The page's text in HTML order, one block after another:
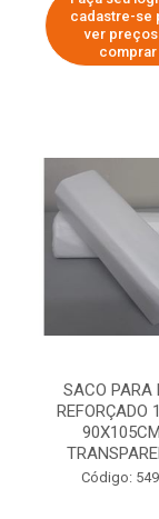
cadastre-se
ver preços
comprar
SACO PARA
REFORÇADO
Código: